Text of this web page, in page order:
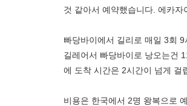
것 같아서 예약했습니다. 에카
빠당바이에서 길리로 매일 3회
길레어서 빠당바이로 낭오는건
에 도착 시간은 2시간이 넘게 걸
비용은 한국에서 2명 왕복으로